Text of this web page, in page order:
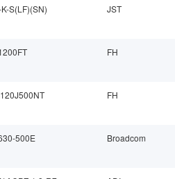
S(LF)(SN) JST
FH
FH
500E Broadcom